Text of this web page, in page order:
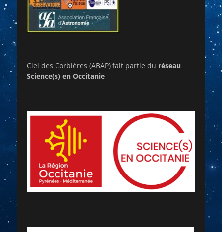
Ciel des Corbières (ABAP) fait partie du réseau
Science(s) en Occitanie